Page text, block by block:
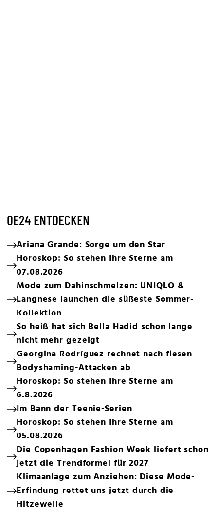
OE24 ENTDECKEN
Ariana Grande: Sorge um den Star
Horoskop: So stehen Ihre Sterne am
07.08.2026
Mode zum Dahinschmelzen: UNIQLO &
Langnese launchen die süßeste Sommer-
Kollektion
So heiß hat sich Bella Hadid schon lange
nicht mehr gezeigt
Georgina Rodríguez rechnet nach fiesen
Bodyshaming-Attacken ab
Horoskop: So stehen Ihre Sterne am
6.8.2026
Im Bann der Teenie-Serien
Horoskop: So stehen Ihre Sterne am
05.08.2026
Die Copenhagen Fashion Week liefert schon
jetzt die Trendformel für 2027
Klimaanlage zum Anziehen: Diese Mode-
Erfindung rettet uns jetzt durch die
Hitzewelle